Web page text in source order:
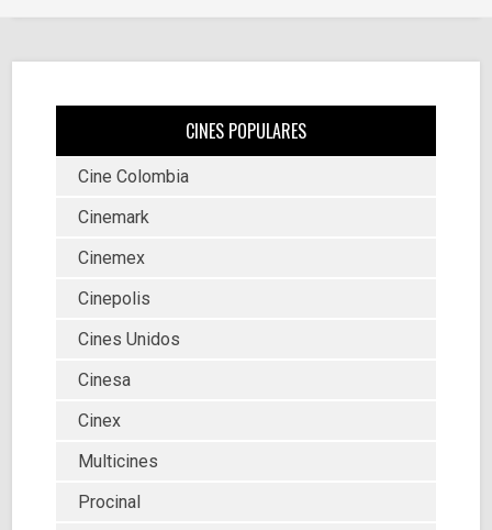
CINES POPULARES
Cine Colombia
Cinemark
Cinemex
Cinepolis
Cines Unidos
Cinesa
Cinex
Multicines
Procinal